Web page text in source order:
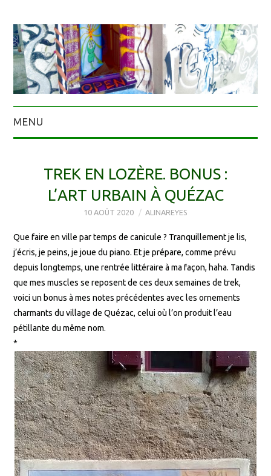
MENU
TREK EN LOZÈRE. BONUS :
L’ART URBAIN À QUÉZAC
10 AOÛT 2020 ALINAREYES
Que faire en ville par temps de canicule ? Tranquillement je lis,
j’écris, je peins, je joue du piano. Et je prépare, comme prévu
depuis longtemps, une rentrée littéraire à ma façon, haha. Tandis
que mes muscles se reposent de ces deux semaines de trek,
voici un bonus à mes notes précédentes avec les ornements
charmants du village de Quézac, celui où l’on produit l’eau
pétillante du même nom.
*